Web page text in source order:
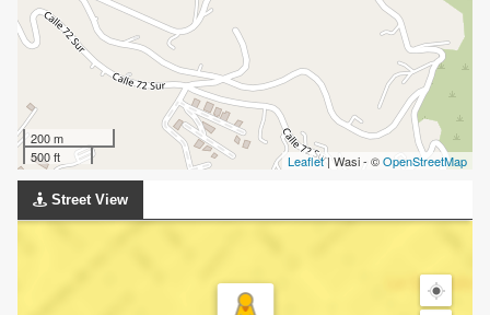
200 m
500 ft
Leaflet| Wasi - ©OpenStreetMap
Street View